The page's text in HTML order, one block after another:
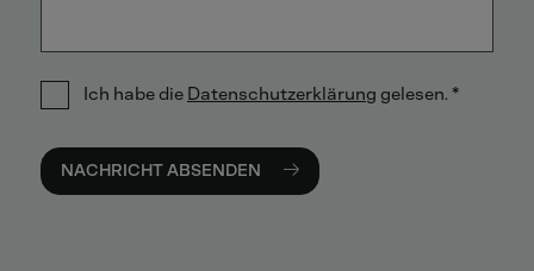
Ich habe die Datenschutzerklärung gelesen. *
NACHRICHT ABSENDEN